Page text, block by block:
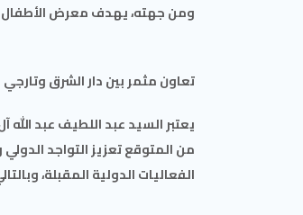
ومن جهته، يهدف معرض الأطفال
تعاون مثمر بين دار الشرق
يعتبر السيد عبد اللطيف عبد
من المتوقع تعزيز التواجد
الفعاليات الدولية المقبلة،